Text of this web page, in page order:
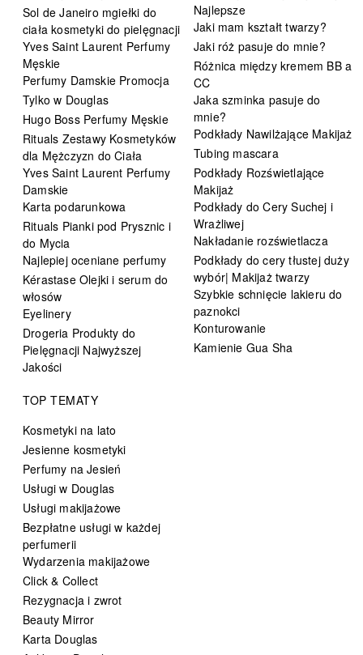
Sol de Janeiro mgiełki do
ciała kosmetyki do pielęgnacji
Yves Saint Laurent Perfumy
Męskie
Perfumy Damskie Promocja
Tylko w Douglas
Hugo Boss Perfumy Męskie
Rituals Zestawy Kosmetyków
dla Mężczyzn do Ciała
Yves Saint Laurent Perfumy
Damskie
Karta podarunkowa
Rituals Pianki pod Prysznic i
do Mycia
Najlepiej oceniane perfumy
Kérastase Olejki i serum do
włosów
Eyelinery
Drogeria Produkty do
Pielęgnacji Najwyższej
Jakości
Najlepsze
Jaki mam kształt twarzy?
Jaki róż pasuje do mnie?
Różnica między kremem BB a
CC
Jaka szminka pasuje do
mnie?
Podkłady Nawilżające Makijaż
Tubing mascara
Podkłady Rozświetlające
Makijaż
Podkłady do Cery Suchej i
Wrażliwej
Nakładanie rozświetlacza
Podkłady do cery tłustej duży
wybór| Makijaż twarzy
Szybkie schnięcie lakieru do
paznokci
Konturowanie
Kamienie Gua Sha
TOP TEMATY
Kosmetyki na lato
Jesienne kosmetyki
Perfumy na Jesień
Usługi w Douglas
Usługi makijażowe
Bezpłatne usługi w każdej
perfumerii
Wydarzenia makijażowe
Click & Collect
Rezygnacja i zwrot
Beauty Mirror
Karta Douglas